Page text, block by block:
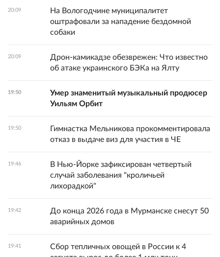
20:09
На Вологодчине муниципалитет
оштрафовали за нападение бездомной
собаки
20:09
Дрон-камикадзе обезврежен: Что известно
об атаке украинского БЭКа на Ялту
19:50
Умер знаменитый музыкальный продюсер
Уильям Орбит
19:50
Гимнастка Мельникова прокомментировала
отказ в выдаче виз для участия в ЧЕ
19:46
В Нью-Йорке зафиксирован четвертый
случай заболевания "кроличьей
лихорадкой"
19:42
До конца 2026 года в Мурманске снесут 50
аварийных домов
19:41
Сбор тепличных овощей в России к 4